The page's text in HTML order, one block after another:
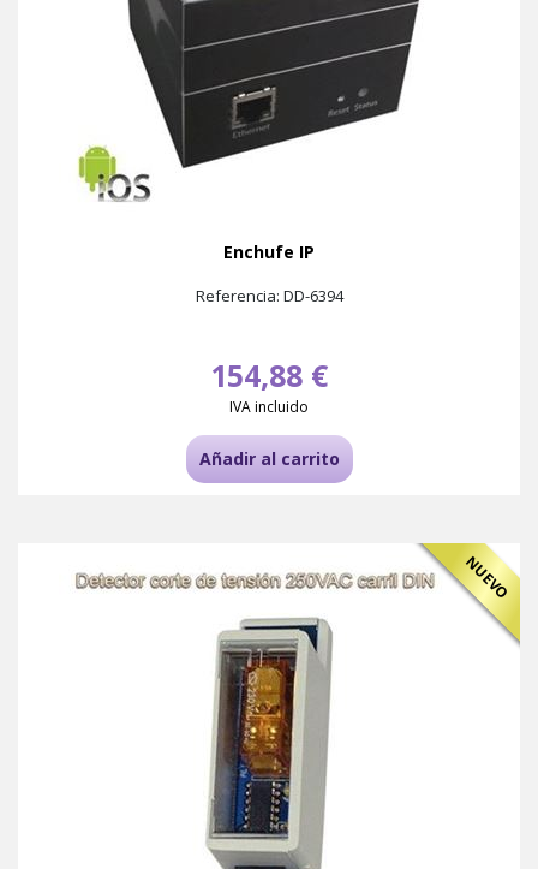
Enchufe IP
Referencia: DD-6394
154,88 €
IVA incluido
Añadir al carrito
NUEVO